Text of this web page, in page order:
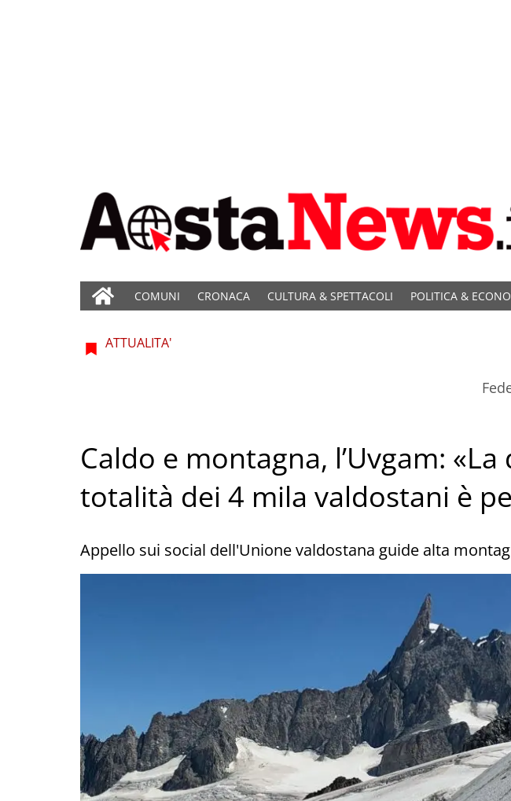
COMUNI CRONACA CULTURA & SPETTACOLI POLITICA &
ATTUALITA'
Caldo e montagna, l’Uvgam: «La
totalità dei 4 mila valdostani è
Appello sui social dell'Unione valdostana guide alta